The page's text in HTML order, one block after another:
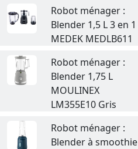
Robot ménager :
Blender 1,5 L 3 en 1
MEDEK MEDLB611
Robot ménager :
Blender 1,75 L
MOULINEX
LM355E10 Gris
Robot ménager :
Blender à smoothie